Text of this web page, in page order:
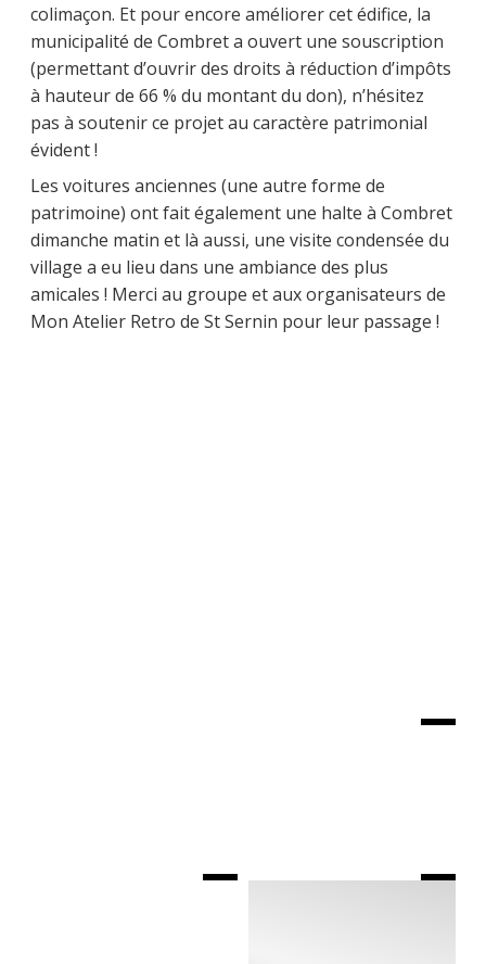
colimaçon. Et pour encore améliorer cet édifice, la
municipalité de Combret a ouvert une souscription
(permettant d’ouvrir des droits à réduction d’impôts
à hauteur de 66 % du montant du don), n’hésitez
pas à soutenir ce projet au caractère patrimonial
évident !
Les voitures anciennes (une autre forme de
patrimoine) ont fait également une halte à Combret
dimanche matin et là aussi, une visite condensée du
village a eu lieu dans une ambiance des plus
amicales ! Merci au groupe et aux organisateurs de
Mon Atelier Retro de St Sernin pour leur passage !